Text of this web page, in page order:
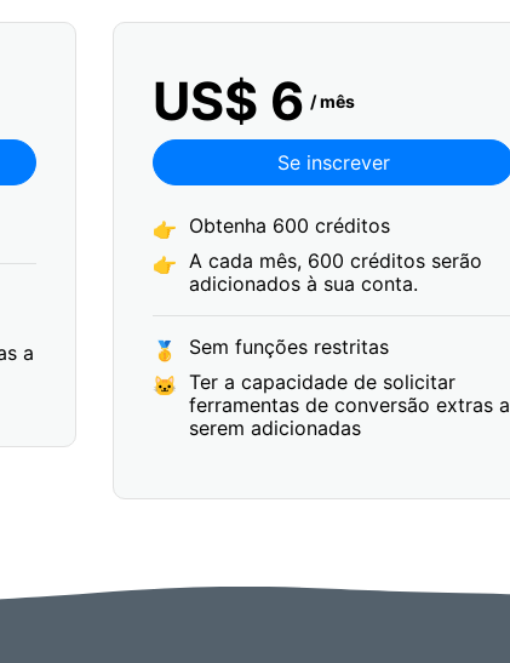
a
US$ 6 /mês
Se inscrever
👉 Obtenha 600 créditos
👉 A cada mês, 600 créditos serão
adicionados à sua conta.
🥇
Sem funções restritas
🐱 Ter a capacidade de solicitar
ferramentas de conversão extras a
serem adicionadas